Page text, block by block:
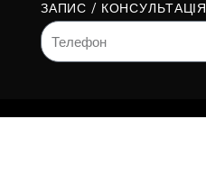
ЗАПИС / КОНСУЛЬТАЦІЯ
Телефон